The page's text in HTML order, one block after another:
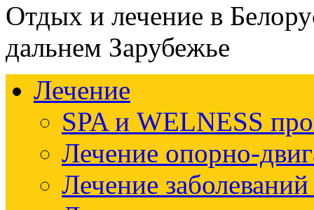
Отдых и лечение в
дальнем Зарубежье
Лечение
SPA и WELNESS
Лечение опорно-
Лечение